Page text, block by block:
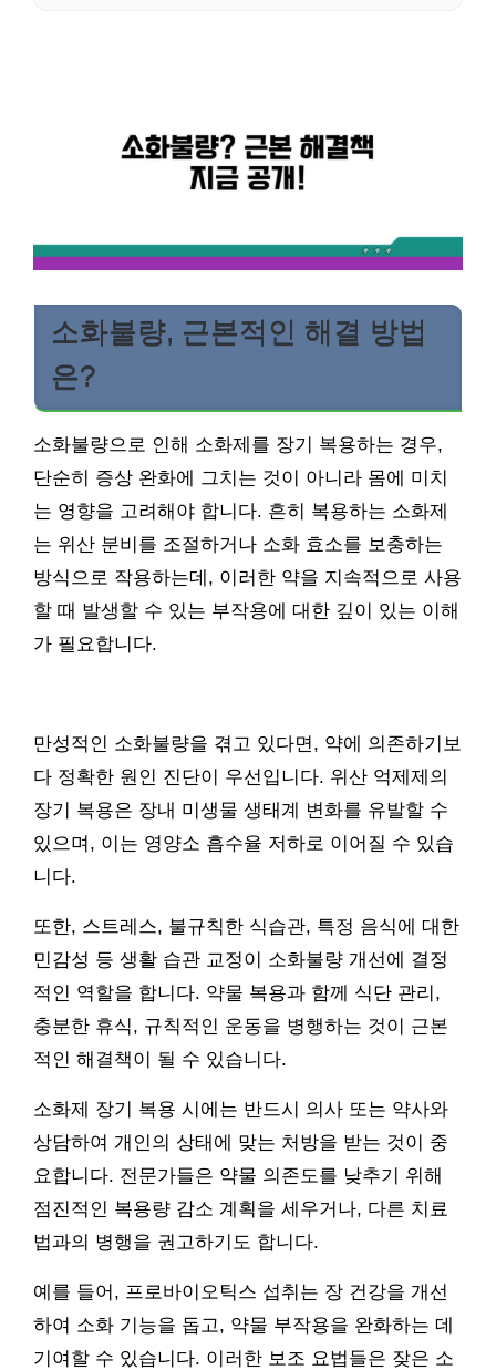
소화불량, 근본적인 해결 방법
은?
소화불량으로 인해 소화제를 장기 복용하는 경우,
단순히 증상 완화에 그치는 것이 아니라 몸에 미치
는 영향을 고려해야 합니다. 흔히 복용하는 소화제
는 위산 분비를 조절하거나 소화 효소를 보충하는
방식으로 작용하는데, 이러한 약을 지속적으로 사용
할 때 발생할 수 있는 부작용에 대한 깊이 있는 이해
가 필요합니다.
만성적인 소화불량을 겪고 있다면, 약에 의존하기보
다 정확한 원인 진단이 우선입니다. 위산 억제제의
장기 복용은 장내 미생물 생태계 변화를 유발할 수
있으며, 이는 영양소 흡수율 저하로 이어질 수 있습
니다.
또한, 스트레스, 불규칙한 식습관, 특정 음식에 대한
민감성 등 생활 습관 교정이 소화불량 개선에 결정
적인 역할을 합니다. 약물 복용과 함께 식단 관리,
충분한 휴식, 규칙적인 운동을 병행하는 것이 근본
적인 해결책이 될 수 있습니다.
소화제 장기 복용 시에는 반드시 의사 또는 약사와
상담하여 개인의 상태에 맞는 처방을 받는 것이 중
요합니다. 전문가들은 약물 의존도를 낮추기 위해
점진적인 복용량 감소 계획을 세우거나, 다른 치료
법과의 병행을 권고하기도 합니다.
예를 들어, 프로바이오틱스 섭취는 장 건강을 개선
하여 소화 기능을 돕고, 약물 부작용을 완화하는 데
기여할 수 있습니다. 이러한 보조 요법들은 잦은 소